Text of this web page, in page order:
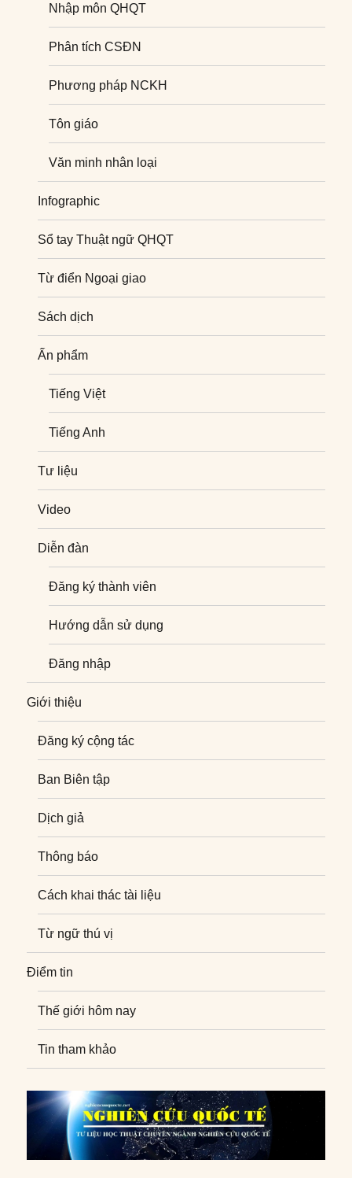
Nhập môn QHQT
Phân tích CSĐN
Phương pháp NCKH
Tôn giáo
Văn minh nhân loại
Infographic
Sổ tay Thuật ngữ QHQT
Từ điển Ngoại giao
Sách dịch
Ấn phẩm
Tiếng Việt
Tiếng Anh
Tư liệu
Video
Diễn đàn
Đăng ký thành viên
Hướng dẫn sử dụng
Đăng nhập
Giới thiệu
Đăng ký cộng tác
Ban Biên tập
Dịch giả
Thông báo
Cách khai thác tài liệu
Từ ngữ thú vị
Điểm tin
Thế giới hôm nay
Tin tham khảo